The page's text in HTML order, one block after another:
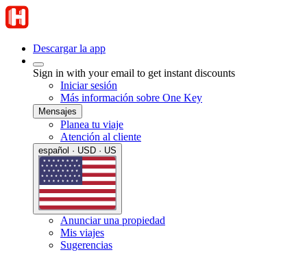
Descargar la app
Sign in with your email to get instant discounts
Iniciar sesión
Más información sobre One Key
Mensajes
Planea tu viaje
Atención al cliente
español · USD · US
Anunciar una propiedad
Mis viajes
Sugerencias